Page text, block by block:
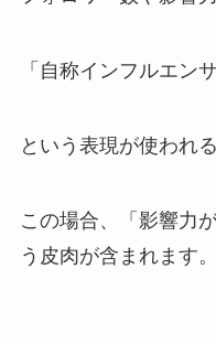
「自称インフルエンサ
という表現が使われ
この場合、「影響力
う皮肉が含まれます。